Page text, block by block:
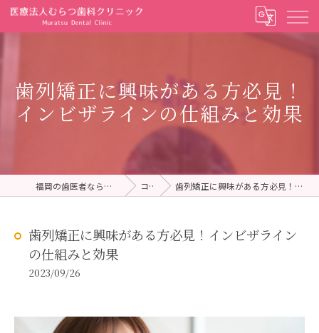
歯列矯正に興味がある方必見！
インビザラインの仕組みと効果
福岡の歯医者ならむらつ歯科クリニック コラム 歯列矯正に興味がある方必見！インビザラインの仕組みと効果
歯列矯正に興味がある方必見！インビザライン
の仕組みと効果
2023/09/26